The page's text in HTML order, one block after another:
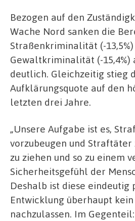
Bezogen auf den
Wache Nord sanken die
Straßenkriminalität (-13,5%)
Gewaltkriminalität (-15,4%)
deutlich. Gleichzeitig stieg
Aufklärungsquote auf den
letzten drei Jahre.
„Unsere Aufgabe ist es,
vorzubeugen und Straftäter
zu ziehen und so zu einem
Sicherheitsgefühl der
Deshalb ist diese eindeutig
Entwicklung überhaupt kein
nachzulassen. Im